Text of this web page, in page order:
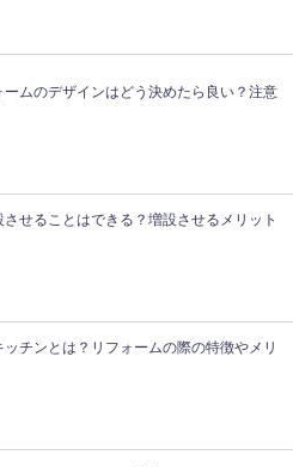
ームのデザインはどう決めたら良い？注意
させることはできる？増設させるメリット
チンとは？リフォームの際の特徴やメリ